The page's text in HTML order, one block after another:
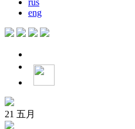
rus
eng
21 五月